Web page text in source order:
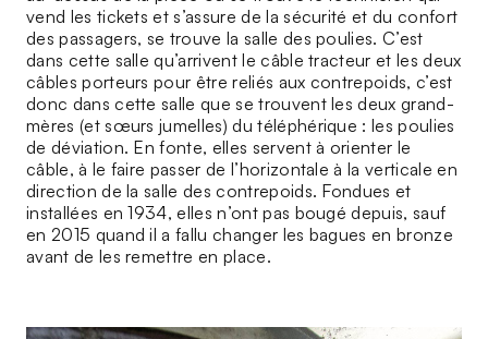
vend les tickets et s’assure de la sécurité et du confort
des passagers, se trouve la salle des poulies. C’est
dans cette salle qu’arrivent le câble tracteur et les deux
câbles porteurs pour être reliés aux contrepoids, c’est
donc dans cette salle que se trouvent les deux grand-
mères (et sœurs jumelles) du téléphérique : les poulies
de déviation. En fonte, elles servent à orienter le
câble, à le faire passer de l’horizontale à la verticale en
direction de la salle des contrepoids. Fondues et
installées en 1934, elles n’ont pas bougé depuis, sauf
en 2015 quand il a fallu changer les bagues en bronze
avant de les remettre en place.